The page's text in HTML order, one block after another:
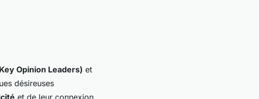
Opinion Leaders) et
désireuses
et de leur connexion